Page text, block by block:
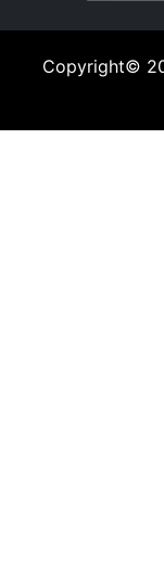
Copyright©